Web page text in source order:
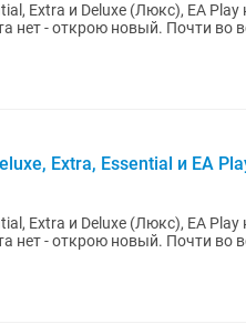
Extra и Deluxe (Люкс), EA
во всех играх есть русский язык и
Extra, Essential и EA
Extra и Deluxe (Люкс), EA
во всех играх есть русский язык и